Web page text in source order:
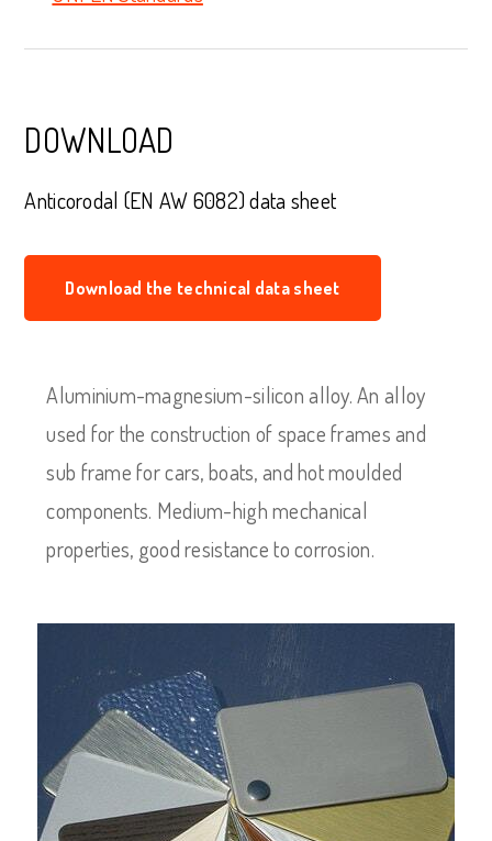
DOWNLOAD
Anticorodal (EN AW 6082) data sheet
Download the technical data sheet
Aluminium-magnesium-silicon alloy. An alloy
used for the construction of space frames and
sub frame for cars, boats, and hot moulded
components. Medium-high mechanical
properties, good resistance to corrosion.